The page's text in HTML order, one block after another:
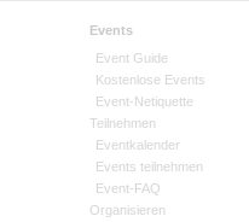
Events
Event Guide
Kostenlose Events
Event-Netiquette
Teilnehmen
Eventkalender
Events teilnehmen
Event-FAQ
Organisieren